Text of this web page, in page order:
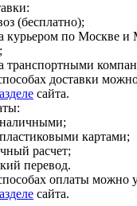
(бесплатно);
курьером по Москве и
транспортными
доставки
сайта.
картами;
расчет;
перевод.
оплаты можно
сайта.